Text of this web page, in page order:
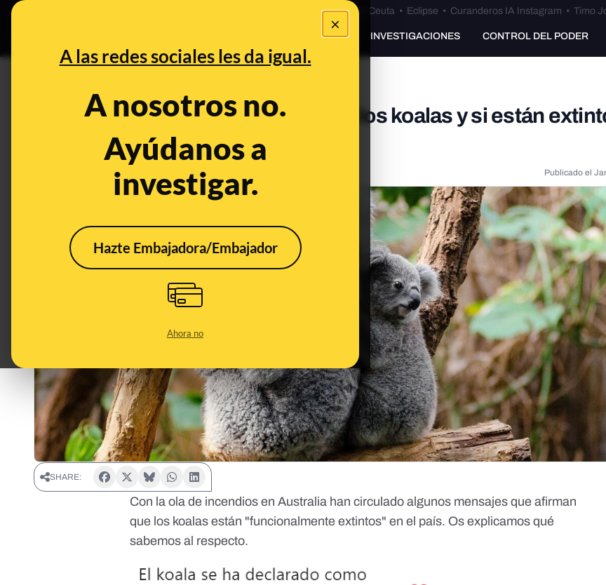
×
A las redes sociales les da igual.
A nosotros no.
Ayúdanos a
investigar.
Hazte Embajadora/Embajador
Ahora no
Especial Ceuta•Bulos Ceuta • Eclipse • Curanderos IA Instagram • Timo
PREBUNKING INVESTIGACIONES CONTROL DEL PODER
¿Qué sabemos sobre el estado de los koalas y si están
funcionalmente en Australia?
Medio ambiente Publicado el
SHARE:
Con la ola de incendios en Australia han circulado algunos mensajes que afirman
que los koalas están "funcionalmente extintos" en el país. Os explicamos qué
sabemos al respecto.